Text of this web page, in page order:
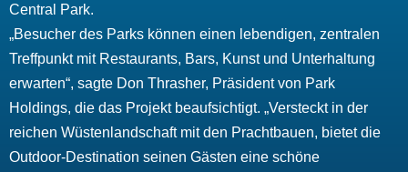
Central Park.
„Besucher des Parks können einen lebendigen, zentralen
Treffpunkt mit Restaurants, Bars, Kunst und Unterhaltung
erwarten“, sagte Don Thrasher, Präsident von Park
Holdings, die das Projekt beaufsichtigt. „Versteckt in der
reichen Wüstenlandschaft mit den Prachtbauen, bietet die
Outdoor-Destination seinen Gästen eine schöne